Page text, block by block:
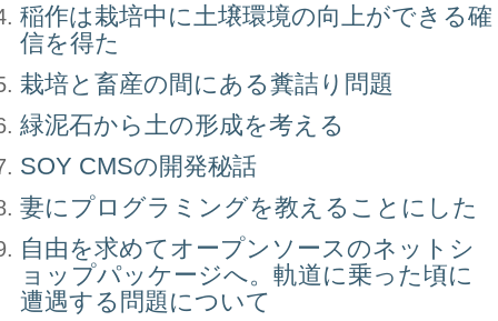
稲作は栽培中に土壌環境の向上ができる確
信を得た
栽培と畜産の間にある糞詰り問題
緑泥石から土の形成を考える
SOY CMSの開発秘話
妻にプログラミングを教えることにした
自由を求めてオープンソースのネットシ
ョップパッケージへ。軌道に乗った頃に
遭遇する問題について